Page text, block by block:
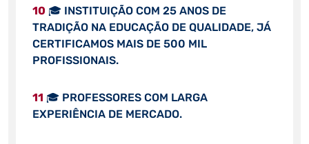
10 🎓 INSTITUIÇÃO COM 25 ANOS DE
TRADIÇÃO NA EDUCAÇÃO DE QUALIDADE, JÁ
CERTIFICAMOS MAIS DE 500 MIL
PROFISSIONAIS.
11 🎓 PROFESSORES COM LARGA
EXPERIÊNCIA DE MERCADO.